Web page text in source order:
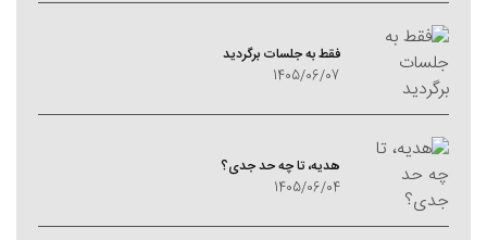
فقط به جلسات برگردید
1405/06/07
هدیه، تا چه حد جدی؟
1405/06/04